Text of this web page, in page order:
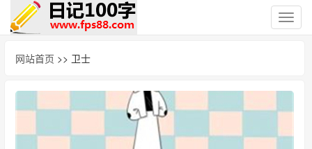
切
换
网站首页 >> 卫士